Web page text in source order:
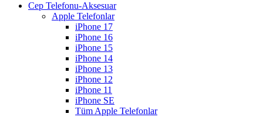
Cep Telefonu-Aksesuar
Apple Telefonlar
iPhone 17
iPhone 16
iPhone 15
iPhone 14
iPhone 13
iPhone 12
iPhone 11
iPhone SE
Tüm Apple Telefonlar